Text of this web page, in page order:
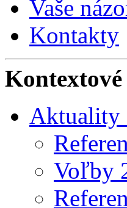
Vaše
Kontakty
Kontextové
Aktuality
Voľby